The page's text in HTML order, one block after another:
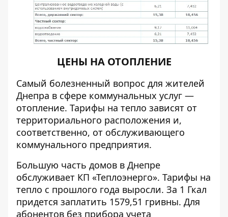
ЦЕНЫ НА ОТОПЛЕНИЕ
Самый болезненный вопрос для жителей
Днепра в сфере коммунальных услуг —
отопление. Тарифы на тепло зависят от
территориального расположения и,
соответственно, от обслуживающего
коммунального предприятия.
Большую часть домов в Днепре
обслуживает КП «Теплоэнерго». Тарифы на
тепло с прошлого года выросли. За 1 Гкал
придется заплатить 1579,51 гривны. Для
абонентов без прибора учета